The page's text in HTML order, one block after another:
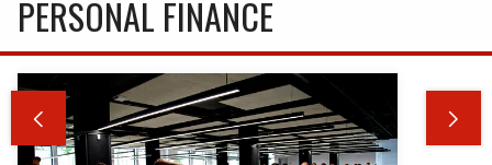
PERSONAL FINANCE
 